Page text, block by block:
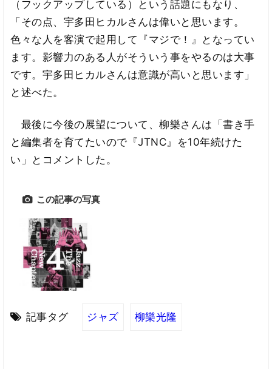
（フックアップしている）という話題にもなり、
「その点、宇多田ヒカルさんは偉いと思います。
色々な人を客演で起用して『マジで！』となってい
ます。影響力のある人がそういう事をやるのは大事
です。宇多田ヒカルさんは意識が高いと思います」
と述べた。
最後に今後の展望について、柳樂さんは「書き手
と編集者を育てたいので『JTNC』を10年続けた
い」とコメントした。
この記事の写真
記事タグ ジャズ 柳樂光隆